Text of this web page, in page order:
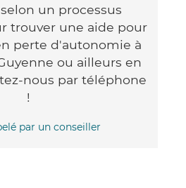
un processus
trouver une aide pour
perte d'autonomie à
ou ailleurs en
nous par téléphone
!
par un conseiller